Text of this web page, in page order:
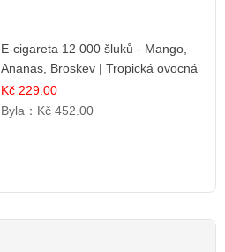
E-cigareta 12 000 šluků - Mango,
Ananas, Broskev | Tropická ovocná
směs
Kč 229.00
Byla： Kč 452.00